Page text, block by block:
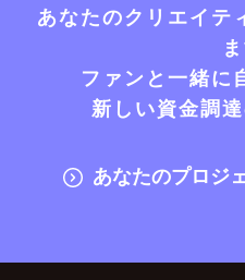
あなたのクリエイテ
ファンと一緒に
新しい資金調
あなたのプロジ